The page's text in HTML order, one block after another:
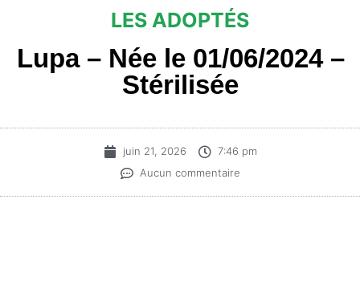
LES ADOPTÉS
Lupa – Née le 01/06/2024 –
Stérilisée
juin 21, 2026
7:46 pm
Aucun commentaire